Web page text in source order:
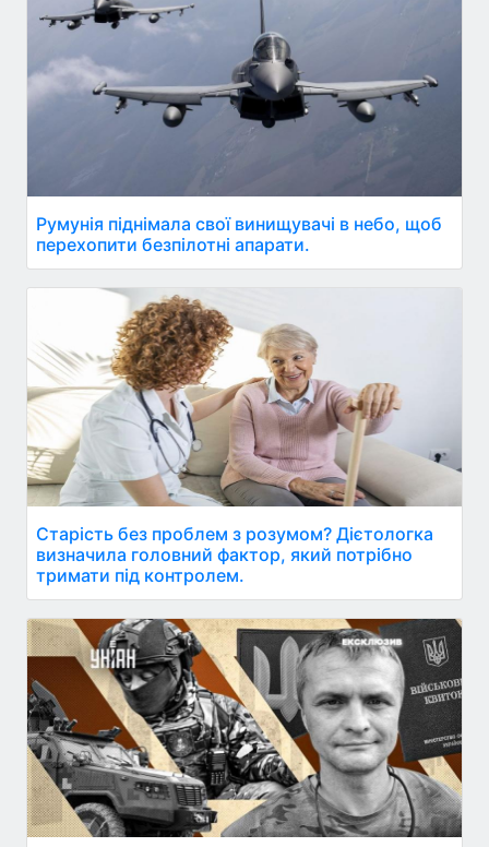
Румунія піднімала свої винищувачі в небо, щоб
перехопити безпілотні апарати.
Старість без проблем з розумом? Дієтологка
визначила головний фактор, який потрібно
тримати під контролем.